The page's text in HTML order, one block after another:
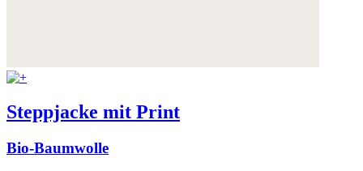
Steppjacke mit Print
Bio-Baumwolle